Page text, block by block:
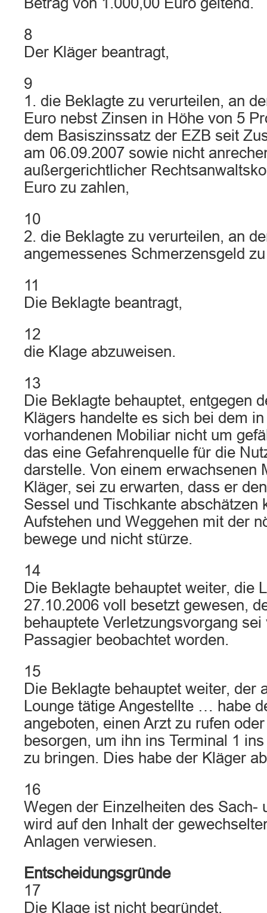
8
Der Kläger beantragt,
9
1. die Beklagte zu verurteilen, an
Euro nebst Zinsen in Höhe von 5
dem Basiszinssatz der EZB seit
am 06.09.2007 sowie nicht
außergerichtlicher
Euro zu zahlen,
10
2. die Beklagte zu verurteilen, an
angemessenes Schmerzensgeld
11
Die Beklagte beantragt,
12
die Klage abzuweisen.
13
Die Beklagte behauptet, entgegen
Klägers handelte es sich bei dem
vorhandenen Mobiliar nicht um
das eine Gefahrenquelle für die
darstelle. Von einem erwachsenen
Kläger, sei zu erwarten, dass er
Sessel und Tischkante abschätzen
Aufstehen und Weggehen mit der
bewege und nicht stürze.
14
Die Beklagte behauptet weiter, die
27.10.2006 voll besetzt gewesen,
behauptete Verletzungsvorgang
Passagier beobachtet worden.
15
Die Beklagte behauptet weiter, der
Lounge tätige Angestellte … habe
angeboten, einen Arzt zu rufen
besorgen, um ihn ins Terminal 1
zu bringen. Dies habe der Kläger
16
Wegen der Einzelheiten des Sach-
wird auf den Inhalt der
Anlagen verwiesen.
Entscheidungsgründe
17
Die Klage ist nicht begründet.